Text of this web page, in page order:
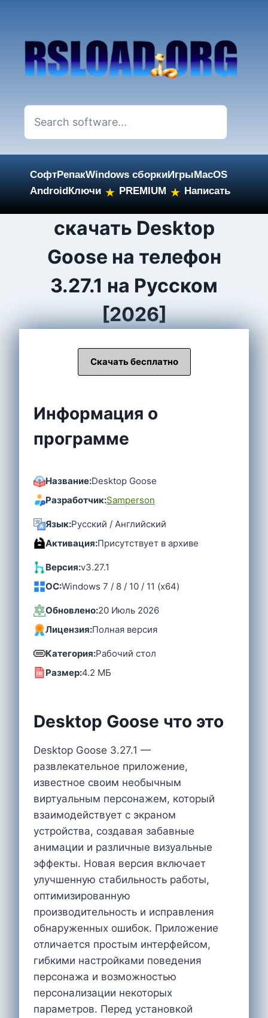
СофтРепакWindows сборкиИгрыMacOS
AndroidКлючи ★ PREMIUM ★ Написать
скачать Desktop
Goose на телефон
3.27.1 на Русском
[2026]
Скачать бесплатно
Информация о
программе
Название:Desktop Goose
Разработчик:Samperson
Язык:Русский / Английский
Активация:Присутствует в архиве
Версия:v3.27.1
OC:Windows 7 / 8 / 10 / 11 (x64)
Обновлено:20 Июль 2026
Лицензия:Полная версия
Категория:Рабочий стол
Размер:4.2 MБ
Desktop Goose что это
Desktop Goose 3.27.1 —
развлекательное приложение,
известное своим необычным
виртуальным персонажем, который
взаимодействует с экраном
устройства, создавая забавные
анимации и различные визуальные
эффекты. Новая версия включает
улучшенную стабильность работы,
оптимизированную
производительность и исправления
обнаруженных ошибок. Приложение
отличается простым интерфейсом,
гибкими настройками поведения
персонажа и возможностью
персонализации некоторых
параметров. Перед установкой